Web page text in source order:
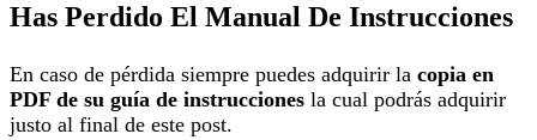
Has Perdido El Manual De Instrucciones
En caso de pérdida siempre puedes adquirir la copia en
PDF de su guía de instrucciones la cual podrás adquirir
justo al final de este post.